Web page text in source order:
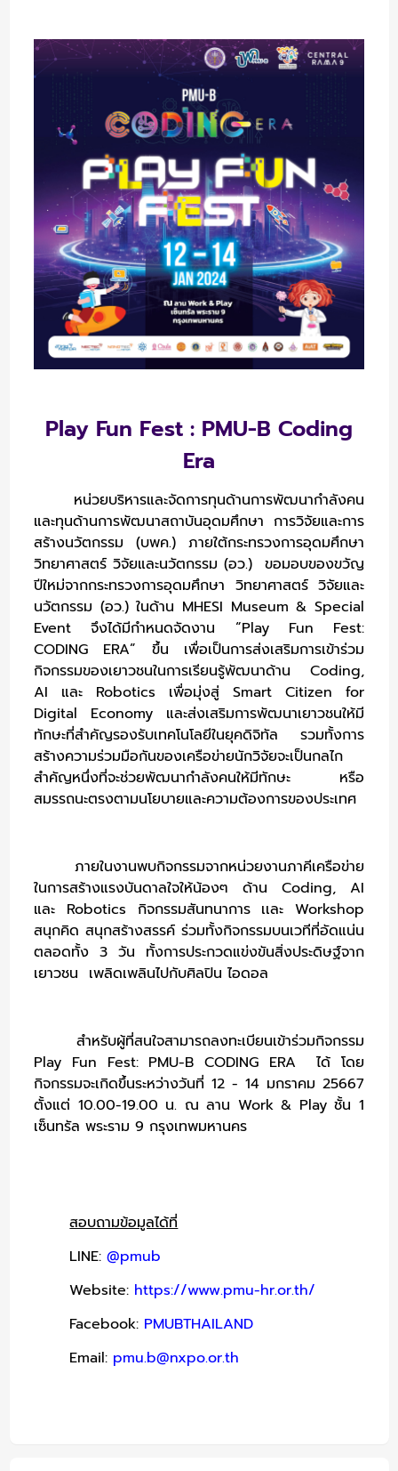
Play Fun Fest : PMU-B Coding
Era
หน่วยบริหารและจัดการทุนด้านการพัฒนากำลังคน
และทุนด้านการพัฒนาสถาบันอุดมศึกษา การวิจัยและการ
สร้างนวัตกรรม (บพค.) ภายใต้กระทรวงการอุดมศึกษา
วิทยาศาสตร์ วิจัยและนวัตกรรม (อว.) ขอมอบของขวัญ
ปีใหม่จากกระทรวงการอุดมศึกษา วิทยาศาสตร์ วิจัยและ
นวัตกรรม (อว.) ในด้าน MHESI Museum & Special
Eventจึงได้มีกำหนดจัดงาน “Play Fun Fest:
CODING ERA” ขึ้น เพื่อเป็นการส่งเสริมการเข้าร่วม
กิจกรรมของเยาวชนในการเรียนรู้พัฒนาด้าน Coding,
AI และ Robotics เพื่อมุ่งสู่ Smart Citizen for
Digital Economy และส่งเสริมการพัฒนาเยาวชนให้มี
ทักษะที่สำคัญรองรับเทคโนโลยีในยุคดิจิทัล รวมทั้งการ
สร้างความร่วมมือกันของเครือข่ายนักวิจัยจะเป็นกลไก
สำคัญหนึ่งที่จะช่วยพัฒนากำลังคนให้มีทักษะ หรือ
สมรรถนะตรงตามนโยบายและความต้องการของประเทศ
ภายในงานพบกิจกรรมจากหน่วยงานภาคีเครือข่าย
ในการสร้างแรงบันดาลใจให้น้องๆ ด้าน Coding, AI
และ Robotics กิจกรรมสันทนาการ เเละ Workshop
สนุกคิด สนุกสร้างสรรค์ ร่วมทั้งกิจกรรมบนเวทีที่อัดแน่น
ตลอดทั้ง 3 วัน ทั้งการประกวดแข่งขันสิ่งประดิษฐ์จาก
เยาวชน เพลิดเพลินไปกับศิลปิน ไอดอล
สำหรับผู้ที่สนใจสามารถลงทะเบียนเข้าร่วมกิจกรรม
Play Fun Fest: PMU-B CODING ERA ได้ โดย
กิจกรรมจะเกิดขึ้นระหว่างวันที่ 12 - 14 มกราคม 25667
ตั้งแต่ 10.00-19.00 น. ณ ลาน Work & Play ชั้น 1
เซ็นทรัล พระราม 9 กรุงเทพมหานคร
สอบถามข้อมูลได้ที่
LINE:@pmub
Website: https://www.pmu-hr.or.th/
Facebook: PMUBTHAILAND
Email: pmu.b@nxpo.or.th